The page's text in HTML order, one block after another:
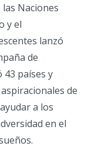
Naciones
y el
lanzó
de
países y
de
a los
en el